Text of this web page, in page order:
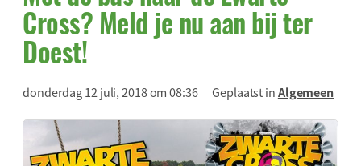
Cross? Meld je nu aan bij ter
Doest!
donderdag 12 juli, 2018 om 08:36 Geplaatst inAlgemeen